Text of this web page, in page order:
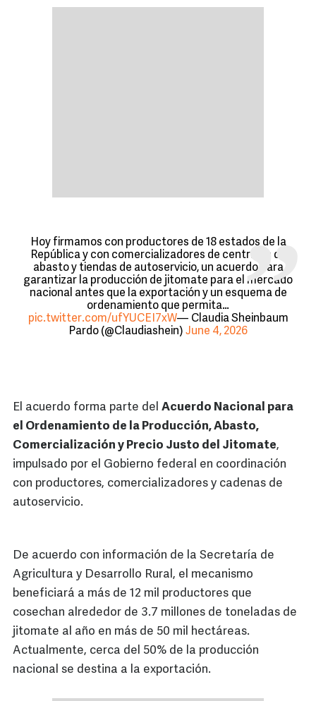
Hoy firmamos con productores de 18 estados de la
República y con comercializadores de centrales de
abasto y tiendas de autoservicio, un acuerdo para
garantizar la producción de jitomate para el mercado
nacional antes que la exportación y un esquema de
ordenamiento que permita…
pic.twitter.com/ufYUCEI7xW— Claudia Sheinbaum
Pardo (@Claudiashein) June 4, 2026
El acuerdo forma parte del Acuerdo Nacional para
el Ordenamiento de la Producción, Abasto,
Comercialización y Precio Justo del Jitomate,
impulsado por el Gobierno federal en coordinación
con productores, comercializadores y cadenas de
autoservicio.
De acuerdo con información de la Secretaría de
Agricultura y Desarrollo Rural, el mecanismo
beneficiará a más de 12 mil productores que
cosechan alrededor de 3.7 millones de toneladas de
jitomate al año en más de 50 mil hectáreas.
Actualmente, cerca del 50% de la producción
nacional se destina a la exportación.